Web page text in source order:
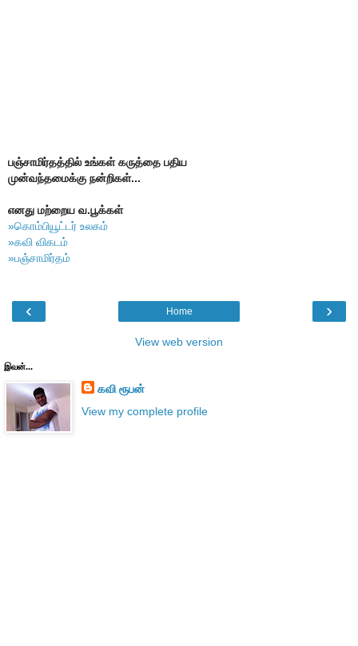
பஞ்சாமிர்தத்தில் உங்கள் கருத்தை பதிய
முன்வந்தமைக்கு நன்றிகள்...
எனது மற்றைய வ.பூக்கள்
»கொம்பியூட்டர் உலகம்
»கவி விகடம்
»பஞ்சாமிர்தம்
‹ ›
Home
View web version
இவன்...
கவி ரூபன்
View my complete profile